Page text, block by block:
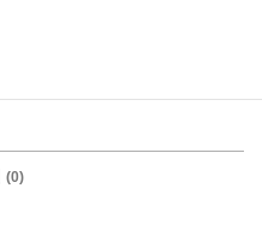
(0)